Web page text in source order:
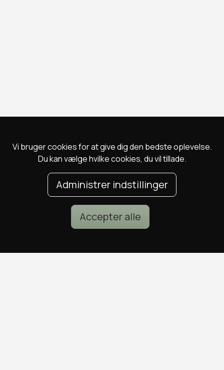
Vi bruger cookies for at give dig den bedste oplevelse.
Du kan vælge hvilke cookies, du vil tillade.
Administrer indstillinger
Accepter alle